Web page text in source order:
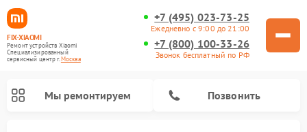
FIX-XIAOMI
Ремонт устройств Xiaomi
Специализированный
cервисный центр г.Москва
+7 (495) 023-73-25
Ежедневно с 9:00 до 21:00
+7 (800) 100-33-26
Звонок бесплатный по РФ
Мы ремонтируем Позвонить